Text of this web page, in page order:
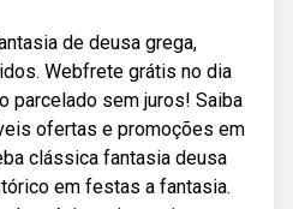
de deusa grega,
Webfrete grátis no dia
parcelado sem juros! Saiba
ofertas e promoções em
clássica fantasia deusa
em festas a fantasia.